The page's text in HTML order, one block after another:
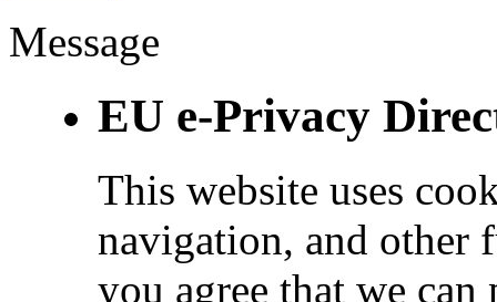
Message
EU e-Privacy
This website uses
navigation, and other
you agree that we can